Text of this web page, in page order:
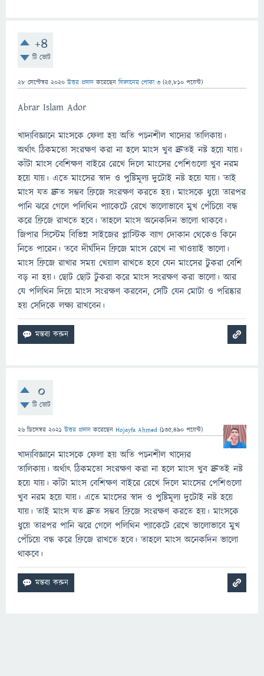
+4
টি ভোট
28 সেপ্টেম্বর 2020 উত্তর প্রদান করেছেনবিজ্ঞানের পোকা ৩ (25,810 পয়েন্ট)
Abrar Islam Ador
খাদ্যবিজ্ঞানে মাংসকে ফেলা হয় অতি পচনশীল খাদ্যের তালিকায়।
অর্থাৎ ঠিকমতো সংরক্ষণ করা না হলে মাংস খুব দ্রুতই নষ্ট হয়ে যায়।
কাঁটা মাংস বেশিক্ষণ বাইরে রেখে দিলে মাংসের পেশিগুলো খুব নরম
হয়ে যায়। এতে মাংসের স্বাদ ও পুষ্টিমূল্য দুটোই নষ্ট হয়ে যায়। তাই
মাংস যত দ্রুত সম্ভব ফ্রিজে সংরক্ষণ করতে হয়। মাংসকে ধুয়ে তারপর
পানি ঝরে গেলে পলিথিন প্যাকেটে রেখে ভালোভাবে মুখ পেঁচিয়ে বন্ধ
করে ফ্রিজে রাখতে হবে। তাহলে মাংস অনেকদিন ভালো থাকবে।
জিপার সিস্টেম বিভিন্ন সাইজের প্লাস্টিক ব্যাগ দোকান থেকেও কিনে
নিতে পারেন। তবে দীর্ঘদিন ফ্রিজে মাংস রেখে না খাওয়াই ভালো।
মাংস ফ্রিজে রাখার সময় খেয়াল রাখতে হবে যেন মাংসের টুকরা বেশি
বড় না হয়। ছোট ছোট টুকরা করে মাংস সংরক্ষণ করা ভালো। আর
যে পলিথিন দিয়ে মাংস সংরক্ষণ করবেন, সেটি যেন মোটা ও পরিষ্কার
হয় সেদিকে লক্ষ্য রাখবেন।
0
টি ভোট
26 ডিসেম্বর 2021 উত্তর প্রদান করেছেন Hojayfa Ahmed (135,490 পয়েন্ট)
খাদ্যবিজ্ঞানে মাংসকে ফেলা হয় অতি পচনশীল খাদ্যের
তালিকায়। অর্থাৎ ঠিকমতো সংরক্ষণ করা না হলে মাংস খুব দ্রুতই নষ্ট
হয়ে যায়। কাঁটা মাংস বেশিক্ষণ বাইরে রেখে দিলে মাংসের পেশিগুলো
খুব নরম হয়ে যায়। এতে মাংসের স্বাদ ও পুষ্টিমূল্য দুটোই নষ্ট হয়ে
যায়। তাই মাংস যত দ্রুত সম্ভব ফ্রিজে সংরক্ষণ করতে হয়। মাংসকে
ধুয়ে তারপর পানি ঝরে গেলে পলিথিন প্যাকেটে রেখে ভালোভাবে মুখ
পেঁচিয়ে বন্ধ করে ফ্রিজে রাখতে হবে। তাহলে মাংস অনেকদিন ভালো
থাকবে।